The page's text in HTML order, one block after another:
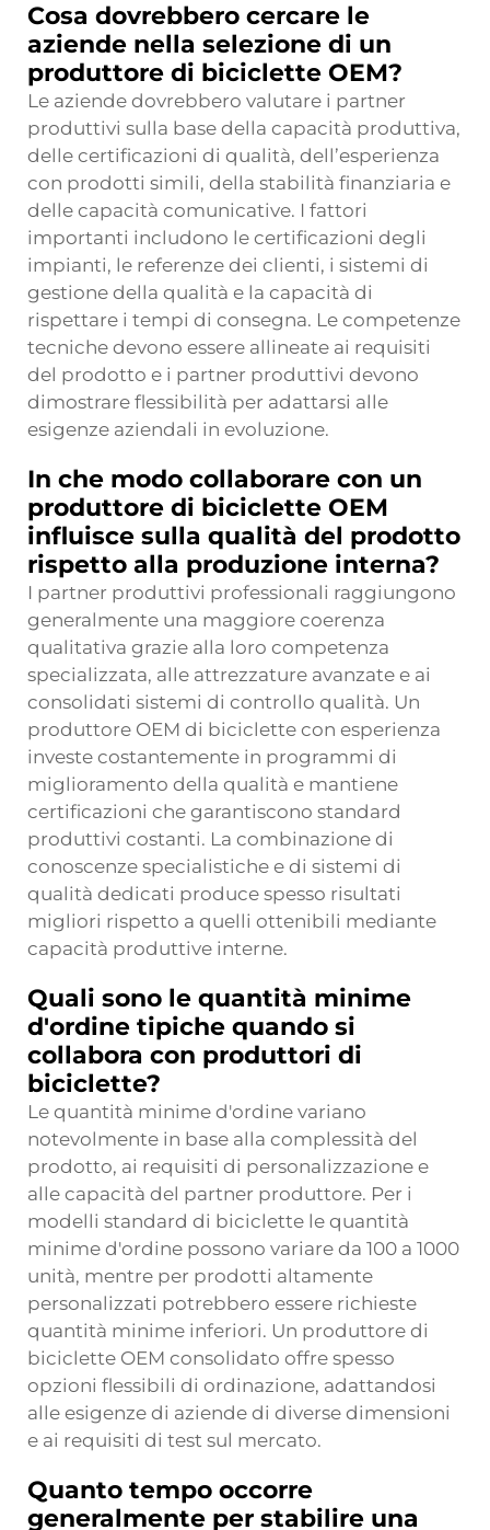
Cosa dovrebbero cercare le
aziende nella selezione di un
produttore di biciclette OEM?
Le aziende dovrebbero valutare i partner
produttivi sulla base della capacità produttiva,
delle certificazioni di qualità, dell’esperienza
con prodotti simili, della stabilità finanziaria e
delle capacità comunicative. I fattori
importanti includono le certificazioni degli
impianti, le referenze dei clienti, i sistemi di
gestione della qualità e la capacità di
rispettare i tempi di consegna. Le competenze
tecniche devono essere allineate ai requisiti
del prodotto e i partner produttivi devono
dimostrare flessibilità per adattarsi alle
esigenze aziendali in evoluzione.
In che modo collaborare con un
produttore di biciclette OEM
influisce sulla qualità del prodotto
rispetto alla produzione interna?
I partner produttivi professionali raggiungono
generalmente una maggiore coerenza
qualitativa grazie alla loro competenza
specializzata, alle attrezzature avanzate e ai
consolidati sistemi di controllo qualità. Un
produttore OEM di biciclette con esperienza
investe costantemente in programmi di
miglioramento della qualità e mantiene
certificazioni che garantiscono standard
produttivi costanti. La combinazione di
conoscenze specialistiche e di sistemi di
qualità dedicati produce spesso risultati
migliori rispetto a quelli ottenibili mediante
capacità produttive interne.
Quali sono le quantità minime
d'ordine tipiche quando si
collabora con produttori di
biciclette?
Le quantità minime d'ordine variano
notevolmente in base alla complessità del
prodotto, ai requisiti di personalizzazione e
alle capacità del partner produttore. Per i
modelli standard di biciclette le quantità
minime d'ordine possono variare da 100 a 1000
unità, mentre per prodotti altamente
personalizzati potrebbero essere richieste
quantità minime inferiori. Un produttore di
biciclette OEM consolidato offre spesso
opzioni flessibili di ordinazione, adattandosi
alle esigenze di aziende di diverse dimensioni
e ai requisiti di test sul mercato.
Quanto tempo occorre
generalmente per stabilire una